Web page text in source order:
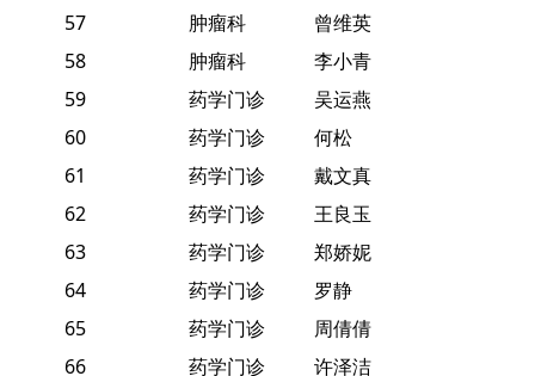
57
肿瘤科
曾维英
58
肿瘤科
李小青
59
药学门诊
吴运燕
60
药学门诊
何松
61
药学门诊
戴文真
62
药学门诊
王良玉
63
药学门诊
郑娇妮
64
药学门诊
罗静
65
药学门诊
周倩倩
66
药学门诊
许泽洁